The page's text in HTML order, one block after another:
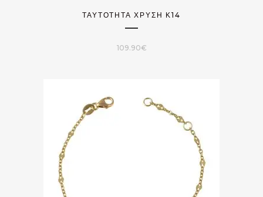
ΤΑΥΤΌΤΗΤΑ ΧΡΥΣΉ Κ14
109.90€